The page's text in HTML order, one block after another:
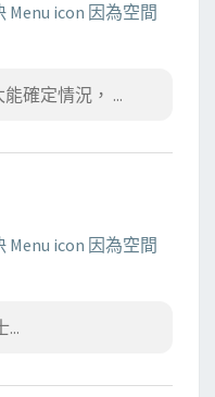
Menu icon 因為空間
確定情況， ...
Menu icon 因為空間
...